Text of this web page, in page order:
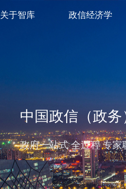
中国政信（政
政府一站式 全过程 专
关于智库 政信经济学